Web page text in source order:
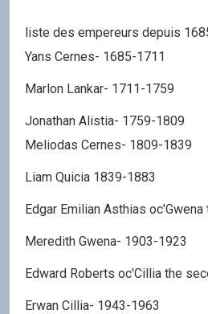
liste des empereurs depuis
Yans Cernes- 1685-1711
Marlon Lankar- 1711-1759
Jonathan Alistia- 1759-1809
Meliodas Cernes- 1809-1839
Liam Quicia 1839-1883
Edgar Emilian Asthias
Meredith Gwena- 1903-1923
Edward Roberts oc'Cillia the
Erwan Cillia- 1943-1963